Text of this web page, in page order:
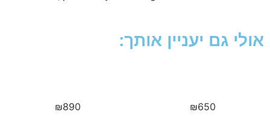
גם יעניין אותך: